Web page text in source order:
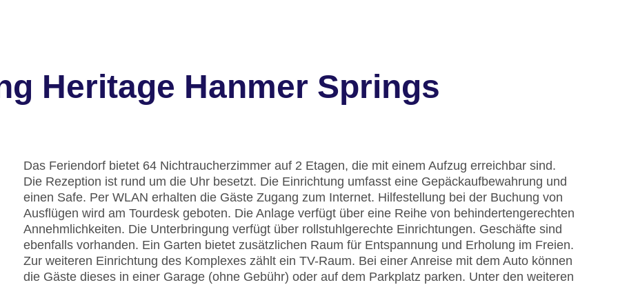
Heritage Hanmer Springs
Das Feriendorf bietet 64 Nichtraucherzimmer auf 2 Etagen, die mit einem Aufzug erreichbar sind.
Die Rezeption ist rund um die Uhr besetzt. Die Einrichtung umfasst eine Gepäckaufbewahrung und
einen Safe. Per WLAN erhalten die Gäste Zugang zum Internet. Hilfestellung bei der Buchung von
Ausflügen wird am Tourdesk geboten. Die Anlage verfügt über eine Reihe von behindertengerechten
Annehmlichkeiten. Die Unterbringung verfügt über rollstuhlgerechte Einrichtungen. Geschäfte sind
ebenfalls vorhanden. Ein Garten bietet zusätzlichen Raum für Entspannung und Erholung im Freien.
Zur weiteren Einrichtung des Komplexes zählt ein TV-Raum. Bei einer Anreise mit dem Auto können
die Gäste dieses in einer Garage (ohne Gebühr) oder auf dem Parkplatz parken. Unter den weiteren